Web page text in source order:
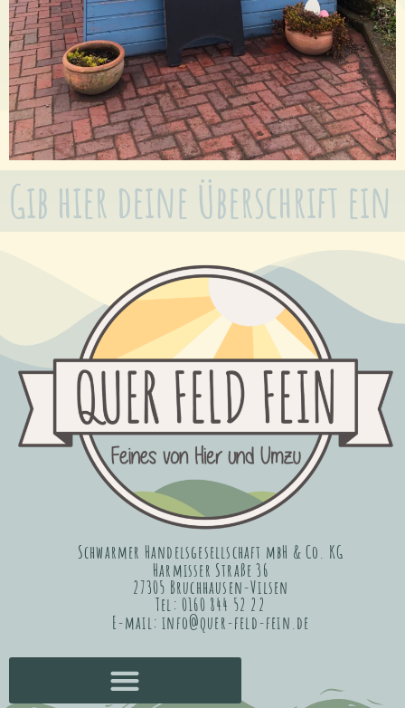
Gib hier deine Überschrift ein
Schwarmer Handelsgesellschaft mbH & Co. KG
Harmisser Straße 36
27305 Bruchhausen-Vilsen
Tel: 0160 844 52 22
E-mail: info@quer-feld-fein.de